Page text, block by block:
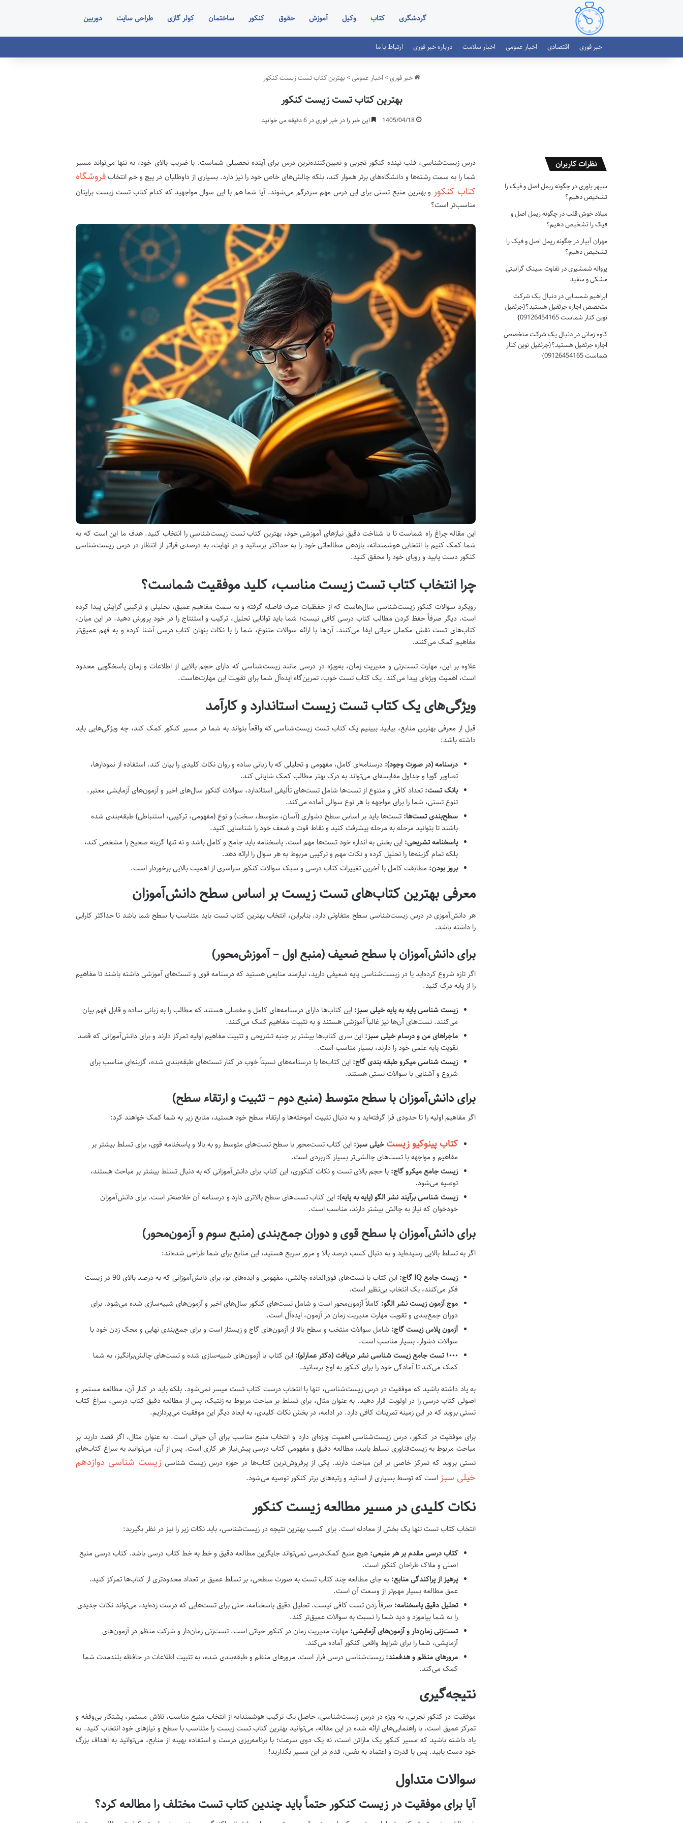
گردشگری کتاب وکیل آموزش حقوق کنکور ساختمان کولر گازی طراحی سایت دوربین
خبر فوری اقتصادی اخبار عمومی اخبار سلامت درباره خبر فوری ارتباط با ما
خبر فوری> اخبار عمومی>بهترین کتاب تست زیست کنکور
بهترین کتاب تست زیست کنکور
1405/04/18 این خبر را در خبر فوری در 6 دقیقه می خوانید
درس زیست‌شناسی، قلب تپنده کنکور تجربی و تعیین‌کننده‌ترین درس برای آینده تحصیلی شماست. با ضریب بالای خود، نه تنها می‌تواند مسیر
شما را به سمت رشته‌ها و دانشگاه‌های برتر هموار کند، بلکه چالش‌های خاص خود را نیز دارد. بسیاری از داوطلبان در پیچ و خم انتخاب فروشگاه
کتاب کنکور و بهترین منبع تستی برای این درس مهم سردرگم می‌شوند. آیا شما هم با این سوال مواجهید که کدام کتاب تست زیست برایتان
مناسب‌تر است؟
این مقاله چراغ راه شماست تا با شناخت دقیق نیازهای آموزشی خود، بهترین کتاب تست زیست‌شناسی را انتخاب کنید. هدف ما این است که به
شما کمک کنیم با انتخابی هوشمندانه، بازدهی مطالعاتی خود را به حداکثر برسانید و در نهایت، به درصدی فراتر از انتظار در درس زیست‌شناسی
کنکور دست یابید و رویای خود را محقق کنید.
چرا انتخاب کتاب تست زیست مناسب، کلید موفقیت شماست؟
رویکرد سوالات کنکور زیست‌شناسی سال‌هاست که از حفظیات صرف فاصله گرفته و به سمت مفاهیم عمیق، تحلیلی و ترکیبی گرایش پیدا کرده
است. دیگر صرفاً حفظ کردن مطالب کتاب درسی کافی نیست؛ شما باید توانایی تحلیل، ترکیب و استنتاج را در خود پرورش دهید. در این میان،
کتاب‌های تست نقش مکملی حیاتی ایفا می‌کنند. آن‌ها با ارائه سوالات متنوع، شما را با نکات پنهان کتاب درسی آشنا کرده و به فهم عمیق‌تر
مفاهیم کمک می‌کنند.
علاوه بر این، مهارت تست‌زنی و مدیریت زمان، به‌ویژه در درسی مانند زیست‌شناسی که دارای حجم بالایی از اطلاعات و زمان پاسخگویی محدود
است، اهمیت ویژه‌ای پیدا می‌کند. یک کتاب تست خوب، تمرین‌گاه ایده‌آل شما برای تقویت این مهارت‌هاست.
ویژگی‌های یک کتاب تست زیست استاندارد و کارآمد
قبل از معرفی بهترین منابع، بیایید ببینیم یک کتاب تست زیست‌شناسی که واقعاً بتواند به شما در مسیر کنکور کمک کند، چه ویژگی‌هایی باید
داشته باشد:
درسنامه (در صورت وجود): درسنامه‌ای کامل، مفهومی و تحلیلی که با زبانی ساده و روان نکات کلیدی را بیان کند. استفاده از نمودارها،
تصاویر گویا و جداول مقایسه‌ای می‌تواند به درک بهتر مطالب کمک شایانی کند.
بانک تست: تعداد کافی و متنوع از تست‌ها شامل تست‌های تألیفی استاندارد، سوالات کنکور سال‌های اخیر و آزمون‌های آزمایشی معتبر.
تنوع تستی، شما را برای مواجهه با هر نوع سوالی آماده می‌کند.
سطح‌بندی تست‌ها: تست‌ها باید بر اساس سطح دشواری (آسان، متوسط، سخت) و نوع (مفهومی، ترکیبی، استنباطی) طبقه‌بندی شده
باشند تا بتوانید مرحله به مرحله پیشرفت کنید و نقاط قوت و ضعف خود را شناسایی کنید.
پاسخنامه تشریحی: این بخش به اندازه خود تست‌ها مهم است. پاسخنامه باید جامع و کامل باشد و نه تنها گزینه صحیح را مشخص کند،
بلکه تمام گزینه‌ها را تحلیل کرده و نکات مهم و ترکیبی مربوط به هر سوال را ارائه دهد.
بروز بودن: مطابقت کامل با آخرین تغییرات کتاب درسی و سبک سوالات کنکور سراسری از اهمیت بالایی برخوردار است.
معرفی بهترین کتاب‌های تست زیست بر اساس سطح دانش‌آموزان
هر دانش‌آموزی در درس زیست‌شناسی سطح متفاوتی دارد. بنابراین، انتخاب بهترین کتاب تست باید متناسب با سطح شما باشد تا حداکثر کارایی
را داشته باشد.
برای دانش‌آموزان با سطح ضعیف (منبع اول – آموزش‌محور)
اگر تازه شروع کرده‌اید یا در زیست‌شناسی پایه ضعیفی دارید، نیازمند منابعی هستید که درسنامه قوی و تست‌های آموزشی داشته باشند تا مفاهیم
را از پایه درک کنید.
زیست شناسی پایه به پایه خیلی سبز: این کتاب‌ها دارای درسنامه‌های کامل و مفصلی هستند که مطالب را به زبانی ساده و قابل فهم بیان
می‌کنند. تست‌های آن‌ها نیز غالباً آموزشی هستند و به تثبیت مفاهیم کمک می‌کنند.
ماجراهای من و درسام خیلی سبز: این سری کتاب‌ها بیشتر بر جنبه تشریحی و تثبیت مفاهیم اولیه تمرکز دارند و برای دانش‌آموزانی که قصد
تقویت پایه علمی خود را دارند، بسیار مناسب است.
زیست شناسی میکرو طبقه بندی گاج: این کتاب‌ها با درسنامه‌های نسبتاً خوب در کنار تست‌های طبقه‌بندی شده، گزینه‌ای مناسب برای
شروع و آشنایی با سوالات تستی هستند.
برای دانش‌آموزان با سطح متوسط (منبع دوم – تثبیت و ارتقاء سطح)
اگر مفاهیم اولیه را تا حدودی فرا گرفته‌اید و به دنبال تثبیت آموخته‌ها و ارتقاء سطح خود هستید، منابع زیر به شما کمک خواهند کرد:
کتاب پینوکیو زیست خیلی سبز: این کتاب تست‌محور با سطح تست‌های متوسط رو به بالا و پاسخنامه قوی، برای تسلط بیشتر بر
مفاهیم و مواجهه با تست‌های چالشی‌تر بسیار کاربردی است.
زیست جامع میکرو گاج: با حجم بالای تست و نکات کنکوری، این کتاب برای دانش‌آموزانی که به دنبال تسلط بیشتر بر مباحث هستند،
توصیه می‌شود.
زیست شناسی برآیند نشر الگو (پایه به پایه): این کتاب تست‌های سطح بالاتری دارد و درسنامه آن خلاصه‌تر است. برای دانش‌آموزان
خودخوان که نیاز به چالش بیشتر دارند، مناسب است.
برای دانش‌آموزان با سطح قوی و دوران جمع‌بندی (منبع سوم و آزمون‌محور)
اگر به تسلط بالایی رسیده‌اید و به دنبال کسب درصد بالا و مرور سریع هستید، این منابع برای شما طراحی شده‌اند:
زیست جامع IQ گاج:
این کتاب با تست‌های فوق‌العاده چالشی، مفهومی و ایده‌های نو، برای دانش‌آموزانی که به درصد بالای 90 در زیست
فکر می‌کنند، یک انتخاب بی‌نظیر است.
موج آزمون زیست نشر الگو: کاملاً آزمون‌محور است و شامل تست‌های کنکور سال‌های اخیر و آزمون‌های شبیه‌سازی شده می‌شود. برای
دوران جمع‌بندی و تقویت مهارت مدیریت زمان در آزمون، ایده‌آل است.
آزمون پلاس زیست گاج: شامل سوالات منتخب و سطح بالا از آزمون‌های گاج و زیستاز است و برای جمع‌بندی نهایی و محک زدن خود با
سوالات دشوار، بسیار مناسب است.
۱۰۰۰ تست جامع زیست شناسی نشر دریافت (دکتر عمارلو):
این کتاب با آزمون‌های شبیه‌سازی شده و تست‌های چالش‌برانگیز، به شما
کمک می‌کند تا آمادگی خود را برای کنکور به اوج برسانید.
به یاد داشته باشید که موفقیت در درس زیست‌شناسی، تنها با انتخاب درست کتاب تست میسر نمی‌شود. بلکه باید در کنار آن، مطالعه مستمر و
اصولی کتاب درسی را در اولویت قرار دهید. به عنوان مثال، برای تسلط بر مباحث مربوط به ژنتیک، پس از مطالعه دقیق کتاب درسی، سراغ کتاب
تستی بروید که در این زمینه تمرینات کافی دارد. در ادامه، در بخش نکات کلیدی، به ابعاد دیگر این موفقیت می‌پردازیم.
برای موفقیت در کنکور، درس زیست‌شناسی اهمیت ویژه‌ای دارد و انتخاب منبع مناسب برای آن حیاتی است. به عنوان مثال، اگر قصد دارید بر
مباحث مربوط به زیست‌فناوری تسلط یابید، مطالعه دقیق و مفهومی کتاب درسی پیش‌نیاز هر کاری است. پس از آن، می‌توانید به سراغ کتاب‌های
تستی بروید که تمرکز خاصی بر این مباحث دارند. یکی از پرفروش‌ترین کتاب‌ها در حوزه درس زیست شناسی زیست شناسی دوازدهم
خیلی سبز است که توسط بسیاری از اساتید و رتبه‌های برتر کنکور توصیه می‌شود.
نکات کلیدی در مسیر مطالعه زیست کنکور
انتخاب کتاب تست تنها یک بخش از معادله است. برای کسب بهترین نتیجه در زیست‌شناسی، باید نکات زیر را نیز در نظر بگیرید:
کتاب درسی مقدم بر هر منبعی: هیچ منبع کمک‌درسی نمی‌تواند جایگزین مطالعه دقیق و خط به خط کتاب درسی باشد. کتاب درسی منبع
اصلی و ملاک طراحان کنکور است.
پرهیز از پراکندگی منابع: به جای مطالعه چند کتاب تست به صورت سطحی، بر تسلط عمیق بر تعداد محدودتری از کتاب‌ها تمرکز کنید.
عمق مطالعه بسیار مهم‌تر از وسعت آن است.
تحلیل دقیق پاسخنامه: صرفاً زدن تست کافی نیست. تحلیل دقیق پاسخنامه، حتی برای تست‌هایی که درست زده‌اید، می‌تواند نکات جدیدی
را به شما بیاموزد و دید شما را نسبت به سوالات عمیق‌تر کند.
تست‌زنی زمان‌دار و آزمون‌های آزمایشی: مهارت مدیریت زمان در کنکور حیاتی است. تست‌زنی زمان‌دار و شرکت منظم در آزمون‌های
آزمایشی، شما را برای شرایط واقعی کنکور آماده می‌کند.
مرورهای منظم و هدفمند: زیست‌شناسی درسی فرار است. مرورهای منظم و طبقه‌بندی شده، به تثبیت اطلاعات در حافظه بلندمدت شما
کمک می‌کند.
نتیجه‌گیری
موفقیت در کنکور تجربی، به ویژه در درس زیست‌شناسی، حاصل یک ترکیب هوشمندانه از انتخاب منبع مناسب، تلاش مستمر، پشتکار بی‌وقفه و
تمرکز عمیق است. با راهنمایی‌های ارائه شده در این مقاله، می‌توانید بهترین کتاب تست زیست را متناسب با سطح و نیازهای خود انتخاب کنید. به
یاد داشته باشید که مسیر کنکور یک ماراتن است، نه یک دوی سرعت؛ با برنامه‌ریزی درست و استفاده بهینه از منابع، می‌توانید به اهداف بزرگ
خود دست یابید. پس با قدرت و اعتماد به نفس، قدم در این مسیر بگذارید!
سوالات متداول
آیا برای موفقیت در زیست کنکور حتماً باید چندین کتاب تست مختلف را مطالعه کرد؟
نظرات کاربران
سپهر یاوریدرچگونه ریمل اصل و فیک را
تشخیص دهیم؟
میلاد خوش قلبدرچگونه ریمل اصل و
فیک را تشخیص دهیم؟
مهران آبیار درچگونه ریمل اصل و فیک را
تشخیص دهیم؟
پروانه شمشیریدرتفاوت سینک گرانیتی
مشکی و سفید
ابراهیم شمساییدردنبال یک شرکت
متخصص اجاره جرثقیل هستید؟{جرثقیل
نوین کنار شماست 09126454165}
کاوه زمانیدردنبال یک شرکت متخصص
اجاره جرثقیل هستید؟{جرثقیل نوین کنار
شماست 09126454165}